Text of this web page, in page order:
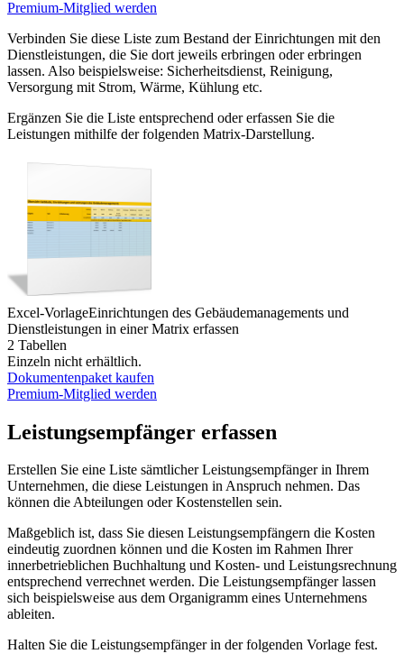
Premium-Mitglied werden
Verbinden Sie diese Liste zum Bestand der Einrichtungen mit den
Dienstleistungen, die Sie dort jeweils erbringen oder erbringen
lassen. Also beispielsweise: Sicherheitsdienst, Reinigung,
Versorgung mit Strom, Wärme, Kühlung etc.
Ergänzen Sie die Liste entsprechend oder erfassen Sie die
Leistungen mithilfe der folgenden Matrix-Darstellung.
Excel-VorlageEinrichtungen des Gebäudemanagements und
Dienstleistungen in einer Matrix erfassen
2 Tabellen
Einzeln nicht erhältlich.
Dokumentenpaket kaufen
Premium-Mitglied werden
Leistungsempfänger erfassen
Erstellen Sie eine Liste sämtlicher Leistungsempfänger in Ihrem
Unternehmen, die diese Leistungen in Anspruch nehmen. Das
können die Abteilungen oder Kostenstellen sein.
Maßgeblich ist, dass Sie diesen Leistungsempfängern die Kosten
eindeutig zuordnen können und die Kosten im Rahmen Ihrer
innerbetrieblichen Buchhaltung und Kosten- und Leistungsrechnung
entsprechend verrechnet werden. Die Leistungsempfänger lassen
sich beispielsweise aus dem Organigramm eines Unternehmens
ableiten.
Halten Sie die Leistungsempfänger in der folgenden Vorlage fest.